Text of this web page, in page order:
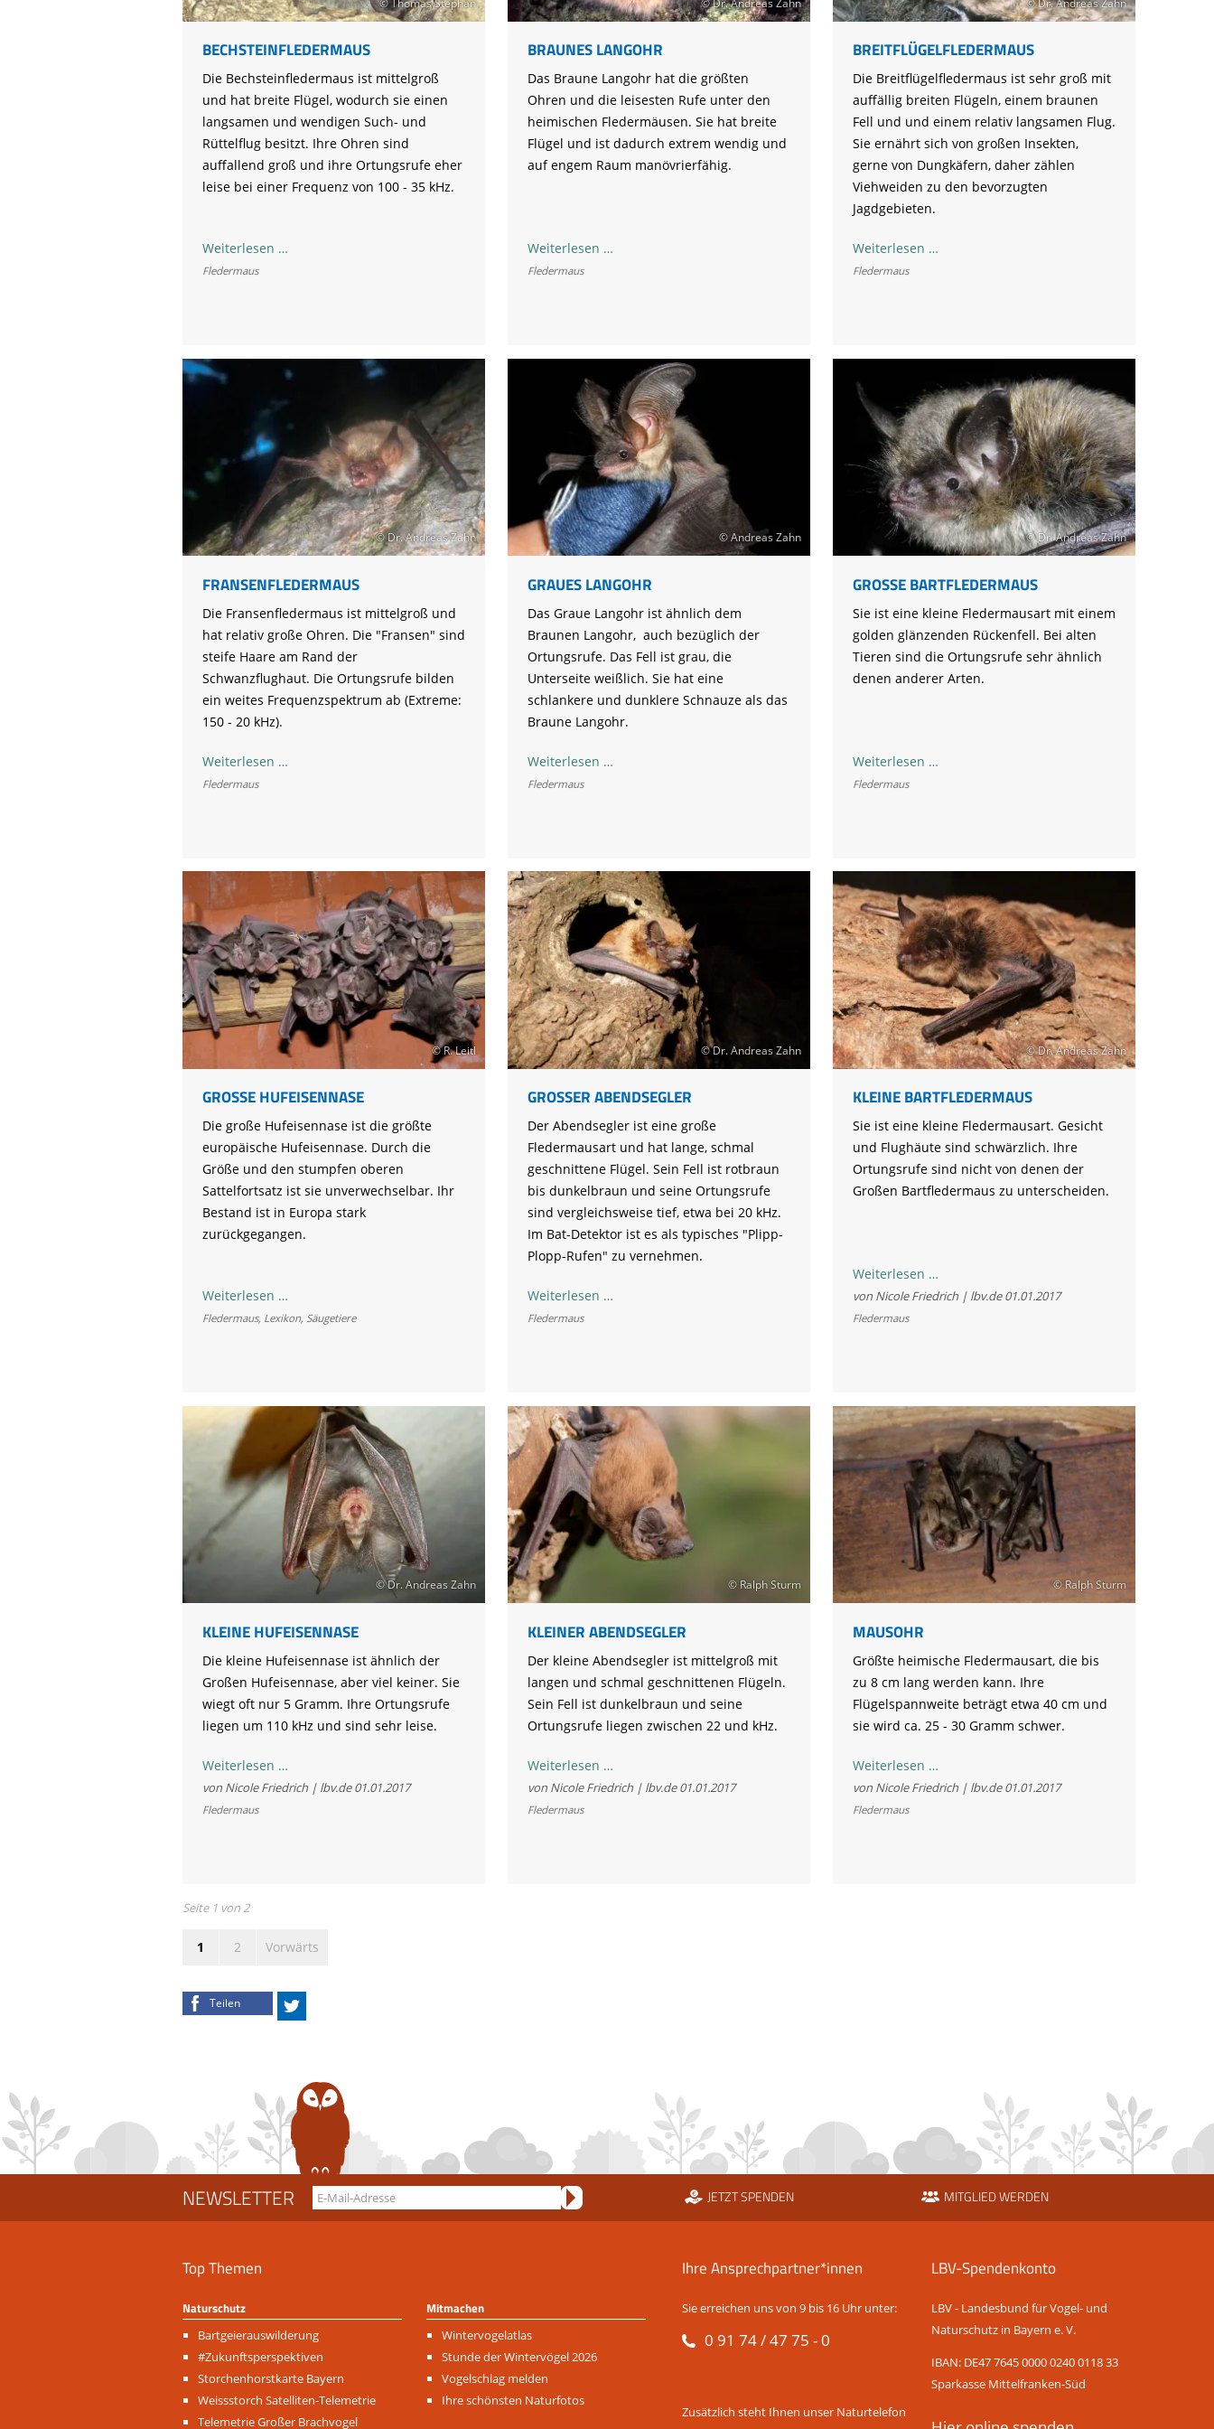
bestellen
Biologische Vielfalt
Naturverträgliche Energiewende
Flächenversiegelung
Wald und Forstwirtschaft
Kormoran
Landwirtschaft
Fischerei
Life-Natur-Projekte
Life-Projekt Keiljungfer
Life-Projekt Kalktuffquellen
Life-Projekt Rohrdommel
Auffangstation
International
Burkina Faso
Vogelmord
Wiesenweihen schützen
Weißstorch-Horstbetreuer*in
FAQs Unternehmenskooperation
Naturschauspiel Starenschwärme
Kraniche über Bayern
Vogel des Jahres
Die häufigsten Wintervögel
Die wichtigsten Zugvögel
Die wichtigsten Alpenvögel
Die wichtigsten Wasservögel
Leicht verwechselbar
Blühflächen anlegen
Rechtliches zum naturnahen Garten
Gärtnern ohne Torf
Gefahren durch Feuer
Gartensünden
Feuersalamander - praktische
Schutzmaßnahmen
Richtiges Verhalten bei Bodenbrütern
Geocaching: Konfliktvermeidung
Mulchen
Fledermaus gefunden
Igel gefunden
Eichhörnchen gefunden - Erste Hilfe
Vogelbeobachtung
Außenstelle Übersee
Alltagskompetenzen - Schule fürs Leben
© Thomas Stephan
BECHSTEINFLEDERMAUS
Die Bechsteinfledermaus ist mittelgroß
und hat breite Flügel, wodurch sie einen
langsamen und wendigen Such- und
Rüttelflug besitzt. Ihre Ohren sind
auffallend groß und ihre Ortungsrufe eher
leise bei einer Frequenz von 100 - 35 kHz.
Weiterlesen …Bechsteinfledermaus
Fledermaus
© Dr. Andreas Zahn
BRAUNES LANGOHR
Das Braune Langohr hat die größten
Ohren und die leisesten Rufe unter den
heimischen Fledermäusen. Sie hat breite
Flügel und ist dadurch extrem wendig und
auf engem Raum manövrierfähig.
Weiterlesen …Braunes
Fledermaus
© Dr. Andreas Zahn
BREITFLÜGELFLEDERMAUS
Die Breitflügelfledermaus ist sehr groß mit
auffällig breiten Flügeln, einem braunen
Fell und und einem relativ langsamen Flug.
Sie ernährt sich von großen Insekten,
gerne von Dungkäfern, daher zählen
Viehweiden zu den bevorzugten
Jagdgebieten.
Weiterlesen …Breitflügelfledermaus
Fledermaus
© Dr. Andreas Zahn
FRANSENFLEDERMAUS
Die Fransenfledermaus ist mittelgroß und
hat relativ große Ohren. Die "Fransen" sind
steife Haare am Rand der
Schwanzflughaut. Die Ortungsrufe bilden
ein weites Frequenzspektrum ab (Extreme:
150 - 20 kHz).
Weiterlesen …
Fledermaus
© Andreas Zahn
GRAUES LANGOHR
Das Graue Langohr ist ähnlich dem
Braunen Langohr, auch bezüglich der
Ortungsrufe. Das Fell ist grau, die
Unterseite weißlich. Sie hat eine
schlankere und dunklere Schnauze als das
Braune Langohr.
Weiterlesen …
Fledermaus
© Dr. Andreas Zahn
GROSSE BARTFLEDERMAUS
Sie ist eine kleine Fledermausart mit einem
golden glänzenden Rückenfell. Bei alten
Tieren sind die Ortungsrufe sehr ähnlich
denen anderer Arten.
Weiterlesen …
Fledermaus
© R. Leitl
GROSSE HUFEISENNASE
Die große Hufeisennase ist die größte
europäische Hufeisennase. Durch die
Größe und den stumpfen oberen
Sattelfortsatz ist sie unverwechselbar. Ihr
Bestand ist in Europa stark
zurückgegangen.
Weiterlesen …Große
Hufeisennase
Fledermaus, Lexikon, Säugetiere
© Dr. Andreas Zahn
GROSSER ABENDSEGLER
Der Abendsegler ist eine große
Fledermausart und hat lange, schmal
geschnittene Flügel. Sein Fell ist rotbraun
bis dunkelbraun und seine Ortungsrufe
sind vergleichsweise tief, etwa bei 20 kHz.
Im Bat-Detektor ist es als typisches "Plipp-
Plopp-Rufen" zu vernehmen.
Weiterlesen …Großer
Fledermaus
© Dr. Andreas Zahn
KLEINE BARTFLEDERMAUS
Sie ist eine kleine Fledermausart. Gesicht
und Flughäute sind schwärzlich. Ihre
Ortungsrufe sind nicht von denen der
Großen Bartfledermaus zu unterscheiden.
Weiterlesen …Kleine
Bartfledermaus
von Nicole Friedrich | lbv.de01.01.2017
Fledermaus
© Dr. Andreas Zahn
KLEINE HUFEISENNASE
Die kleine Hufeisennase ist ähnlich der
Großen Hufeisennase, aber viel keiner. Sie
wiegt oft nur 5 Gramm. Ihre Ortungsrufe
liegen um 110 kHz und sind sehr leise.
Weiterlesen …Kleine
Hufeisennase
von Nicole Friedrich | lbv.de01.01.2017
Fledermaus
© Ralph Sturm
KLEINER ABENDSEGLER
Der kleine Abendsegler ist mittelgroß mit
langen und schmal geschnittenen Flügeln.
Sein Fell ist dunkelbraun und seine
Ortungsrufe liegen zwischen 22 und kHz.
Weiterlesen …Kleiner
Abendsegler
von Nicole Friedrich | lbv.de01.01.2017
Fledermaus
© Ralph Sturm
MAUSOHR
Größte heimische Fledermausart, die bis
zu 8 cm lang werden kann. Ihre
Flügelspannweite beträgt etwa 40 cm und
sie wird ca. 25 - 30 Gramm schwer.
Weiterlesen …Mausohr
von Nicole Friedrich | lbv.de01.01.2017
Fledermaus
Seite 1 von 2
1 2 Vorwärts
Teilen
NEWSLETTER JETZT SPENDEN MITGLIED WERDEN
Top Themen
Naturschutz
Navigation
überspringen
Bartgeierauswilderung
#Zukunftsperspektiven
Storchenhorstkarte Bayern
Weissstorch Satelliten-Telemetrie
Telemetrie Großer Brachvogel
Mitmachen
Navigation
überspringen
Wintervogelatlas
Stunde der Wintervögel 2026
Vogelschlag melden
Ihre schönsten Naturfotos
Ihre Ansprechpartner*innen
Sie erreichen uns von 9 bis 16 Uhr unter:
0 91 74 / 47 75 - 0
Zusätzlich steht Ihnen unser Naturtelefon
LBV-Spendenkonto
LBV - Landesbund für Vogel- und
Naturschutz in Bayern e. V.
IBAN: DE47 7645 0000 0240 0118 33
Sparkasse Mittelfranken-Süd